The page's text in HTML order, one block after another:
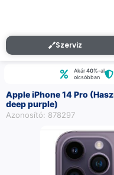
Szerviz
Akár40%-al
olcsóbban
Apple iPhone 14 Pro
deep purple)
Azonosító: 878297